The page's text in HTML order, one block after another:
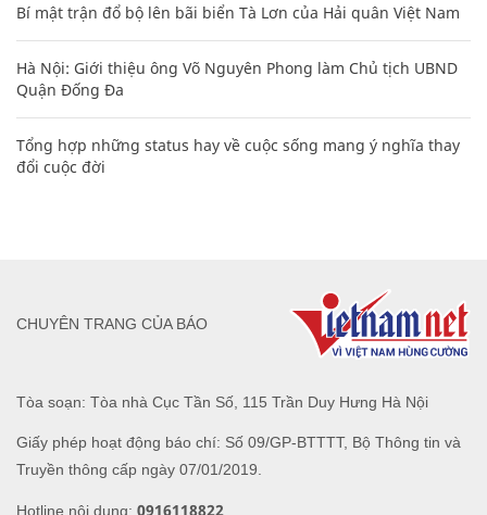
Bí mật trận đổ bộ lên bãi biển Tà Lơn của Hải quân Việt Nam
Hà Nội: Giới thiệu ông Võ Nguyên Phong làm Chủ tịch UBND
Quận Đống Đa
Tổng hợp những status hay về cuộc sống mang ý nghĩa thay
đổi cuộc đời
Tòa soạn: Tòa nhà Cục Tần Số, 115 Trần Duy Hưng Hà Nội
Giấy phép hoạt động báo chí: Số 09/GP-BTTTT, Bộ Thông tin và
Truyền thông cấp ngày 07/01/2019.
Hotline nội dung: 0916118822
CHUYÊN TRANG CỦA BÁO